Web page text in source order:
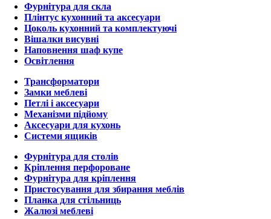
Фурнітура для скла
Плінтус кухонний та аксесуари
Цоколь кухонний та комплектуючі
Вішалки висувні
Наповнення шаф купе
Освітлення
Трансформатори
Замки меблеві
Петлі і аксесуари
Механізми підйому
Аксесуари для кухонь
Системи ящиків
Фурнітура для столів
Кріплення перфороване
Фурнітура для кріплення
Пристосування для збирання меблів
Планка для стільниць
Жалюзі меблеві